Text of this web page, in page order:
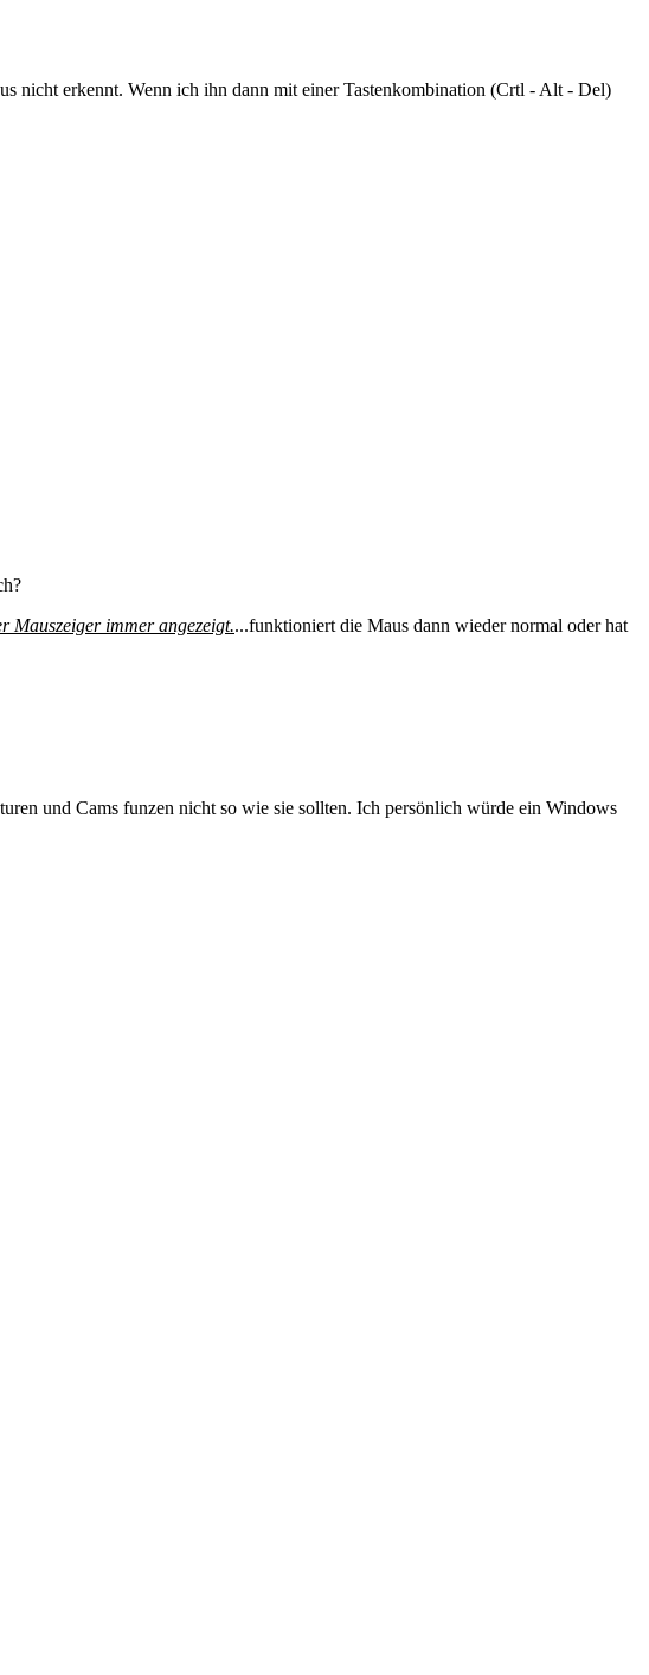
nicht erkennt. Wenn ich ihn dann mit einer Tastenkombination (Crtl - Alt - Del)
Mauszeiger immer angezeigt....funktioniert die Maus dann wieder normal oder hat
und Cams funzen nicht so wie sie sollten. Ich persönlich würde ein Windows